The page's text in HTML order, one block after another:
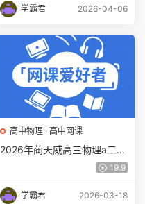
学霸君 2026-04-06
高中物理 · 高中网课
2026年蔺天威高三物理a二轮
复习寒假班视频教程+课堂笔
19.9
学霸君 2026-03-18